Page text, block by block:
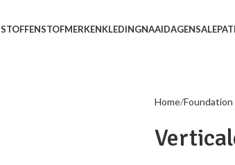
STOFFENSTOFMERKENKLEDINGNAAIDAGENSALE
Home